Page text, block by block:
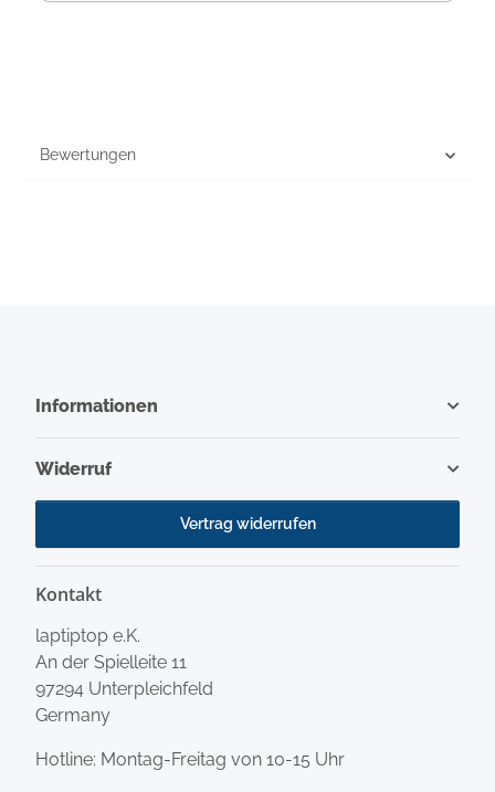
Bewertungen
Informationen
Widerruf
Vertrag widerrufen
Kontakt
laptiptop e.K.
An der Spielleite 11
97294 Unterpleichfeld
Germany
Hotline: Montag-Freitag von 10-15 Uhr